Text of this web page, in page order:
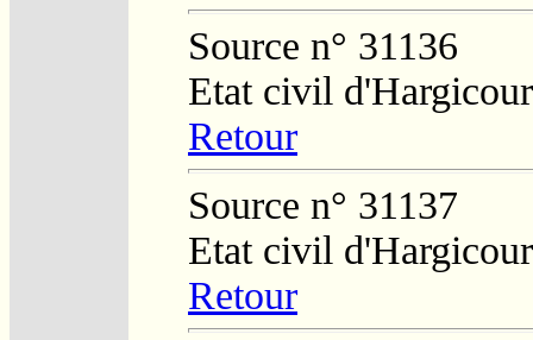
Source n° 31136
Etat civil
Retour
Source n° 31137
Etat civil
Retour